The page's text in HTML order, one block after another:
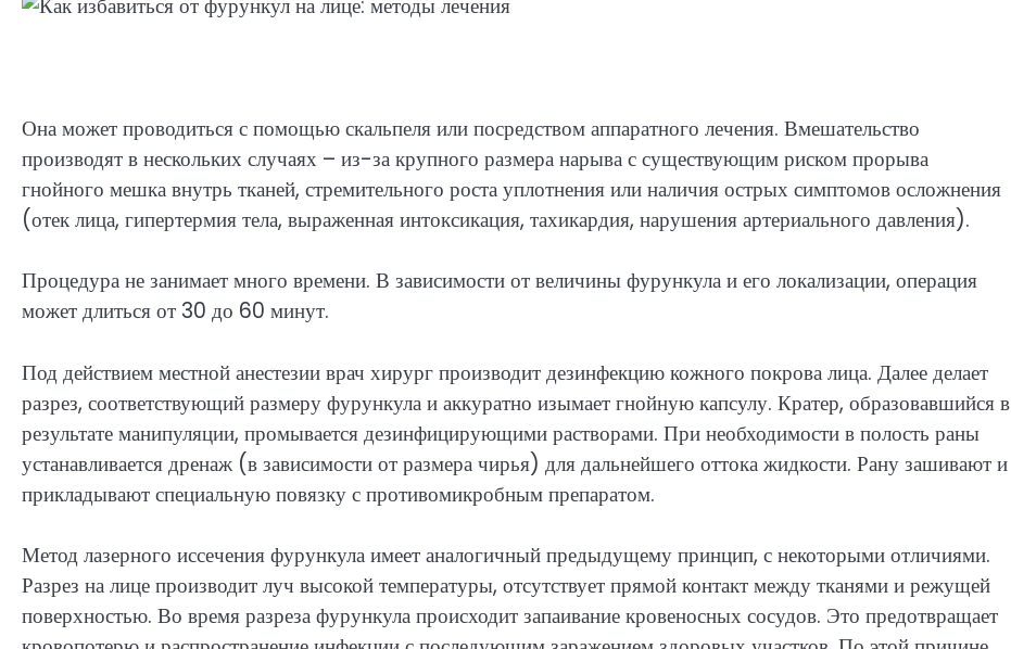
Она может проводиться с помощью скальпеля или посредством аппаратного лечения. Вмешательство
производят в нескольких случаях – из-за крупного размера нарыва с существующим риском прорыва
гнойного мешка внутрь тканей, стремительного роста уплотнения или наличия острых симптомов осложнения
(отек лица, гипертермия тела, выраженная интоксикация, тахикардия, нарушения артериального давления).
Процедура не занимает много времени. В зависимости от величины фурункула и его локализации, операция
может длиться от 30 до 60 минут.
Под действием местной анестезии врач хирург производит дезинфекцию кожного покрова лица. Далее делает
разрез, соответствующий размеру фурункула и аккуратно изымает гнойную капсулу. Кратер, образовавшийся в
результате манипуляции, промывается дезинфицирующими растворами. При необходимости в полость раны
устанавливается дренаж (в зависимости от размера чирья) для дальнейшего оттока жидкости. Рану зашивают и
прикладывают специальную повязку с противомикробным препаратом.
Метод лазерного иссечения фурункула имеет аналогичный предыдущему принцип, с некоторыми отличиями.
Разрез на лице производит луч высокой температуры, отсутствует прямой контакт между тканями и режущей
поверхностью. Во время разреза фурункула происходит запаивание кровеносных сосудов. Это предотвращает